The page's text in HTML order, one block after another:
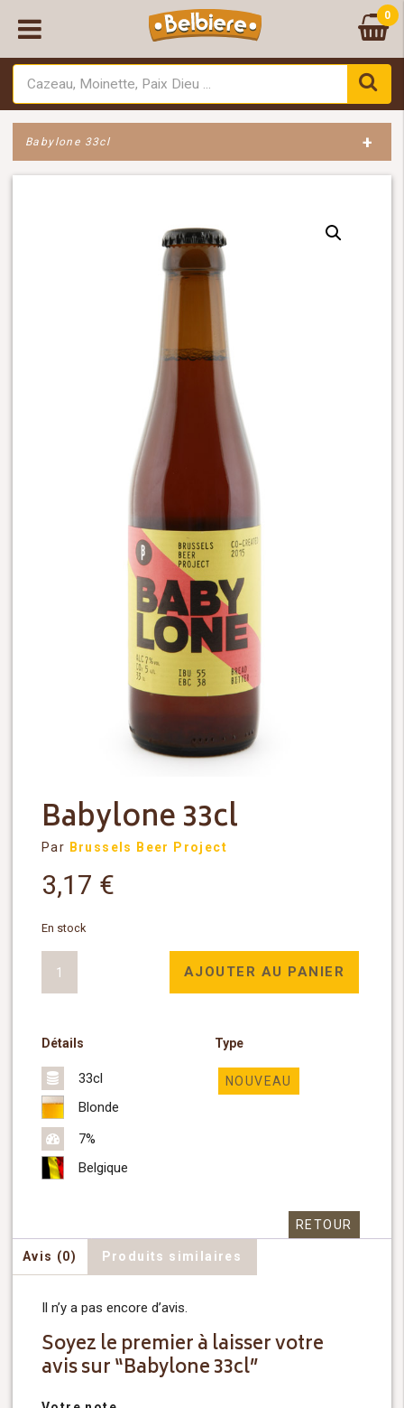
0
Babylone 33cl +
Babylone 33cl
Par Brussels Beer Project
3,17 €
En stock
AJOUTER AU PANIER
Détails
33cl
Blonde
7%
Belgique
Type
NOUVEAU
RETOUR
Avis (0) Produits similaires
Il n’y a pas encore d’avis.
Soyez le premier à laisser votre
avis sur “Babylone 33cl”